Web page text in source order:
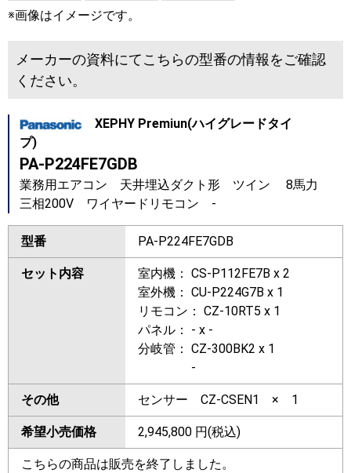
※画像はイメージです。
メーカーの資料にてこちらの型番の情報をご確認
ください。
XEPHY Premiun(ハイグレードタイ
プ)
PA-P224FE7GDB
業務用エアコン 天井埋込ダクト形 ツイン 8馬力
三相200V ワイヤードリモコン -
型番 PA-P224FE7GDB
セット内容
室内機： CS-P112FE7B x 2
室外機： CU-P224G7B x 1
リモコン： CZ-10RT5 x 1
パネル： - x -
分岐管： CZ-300BK2 x 1
-
その他 センサー CZ-CSEN1 × 1
希望小売価格 2,945,800 円(税込)
こちらの商品は販売を終了しました。